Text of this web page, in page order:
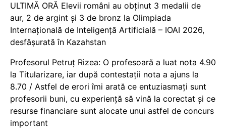
ULTIMĂ ORĂ Elevii români au obținut 3 medalii de
aur, 2 de argint și 3 de bronz la Olimpiada
Internațională de Inteligență Artificială – IOAI 2026,
desfășurată în Kazahstan
Profesorul Petruț Rizea: O profesoară a luat nota 4.90
la Titularizare, iar după contestații nota a ajuns la
8.70 / Astfel de erori îmi arată ce entuziasmați sunt
profesorii buni, cu experiență să vină la corectat și ce
resurse financiare sunt alocate unui astfel de concurs
important